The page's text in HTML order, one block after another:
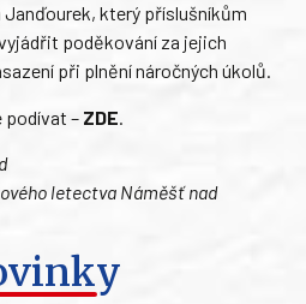
který příslušníkům
poděkování za jejich
při plnění náročných úkolů.
podívat – ZDE
letectva Náměšť nad